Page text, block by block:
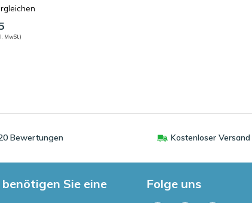
MwSt.)
Bewertungen Kostenloser Versand
Sie eine
Folge uns